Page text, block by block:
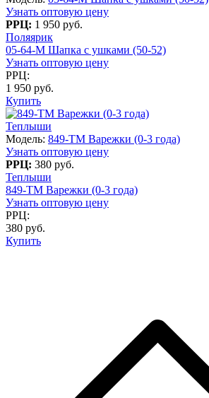
Узнать оптовую цену
РРЦ: 1 950 руб.
Поляярик
05-64-M Шапка с ушками (50-52)
Узнать оптовую цену
РРЦ:
1 950 руб.
Купить
Теплыши
Модель: 849-TM Варежки (0-3 года)
Узнать оптовую цену
РРЦ: 380 руб.
Теплыши
849-TM Варежки (0-3 года)
Узнать оптовую цену
РРЦ:
380 руб.
Купить